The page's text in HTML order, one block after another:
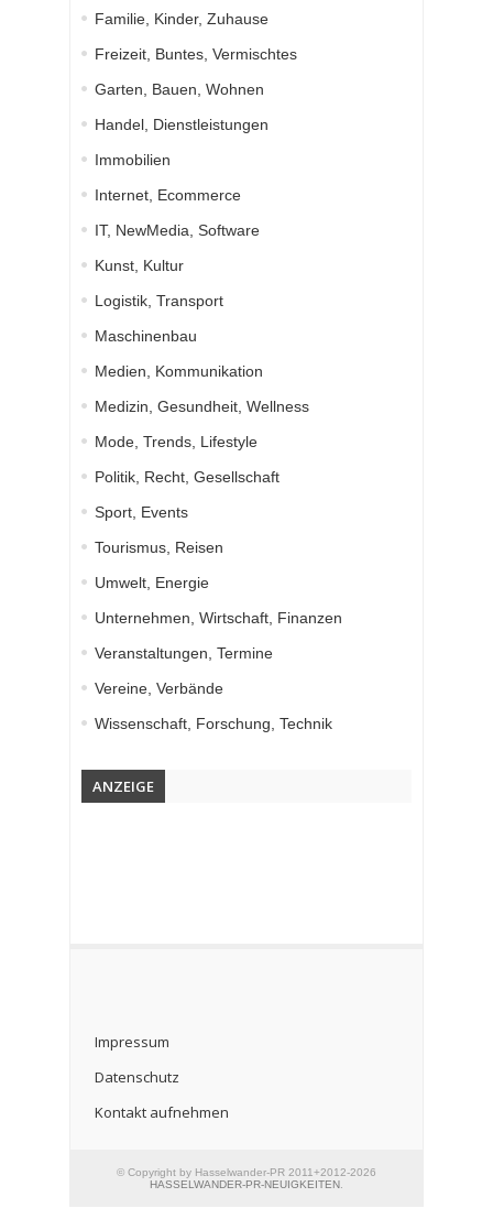
Familie, Kinder, Zuhause
Freizeit, Buntes, Vermischtes
Garten, Bauen, Wohnen
Handel, Dienstleistungen
Immobilien
Internet, Ecommerce
IT, NewMedia, Software
Kunst, Kultur
Logistik, Transport
Maschinenbau
Medien, Kommunikation
Medizin, Gesundheit, Wellness
Mode, Trends, Lifestyle
Politik, Recht, Gesellschaft
Sport, Events
Tourismus, Reisen
Umwelt, Energie
Unternehmen, Wirtschaft, Finanzen
Veranstaltungen, Termine
Vereine, Verbände
Wissenschaft, Forschung, Technik
ANZEIGE
Impressum
Datenschutz
Kontakt aufnehmen
© Copyright by Hasselwander-PR 2011+2012-2026
HASSELWANDER-PR-NEUIGKEITEN.